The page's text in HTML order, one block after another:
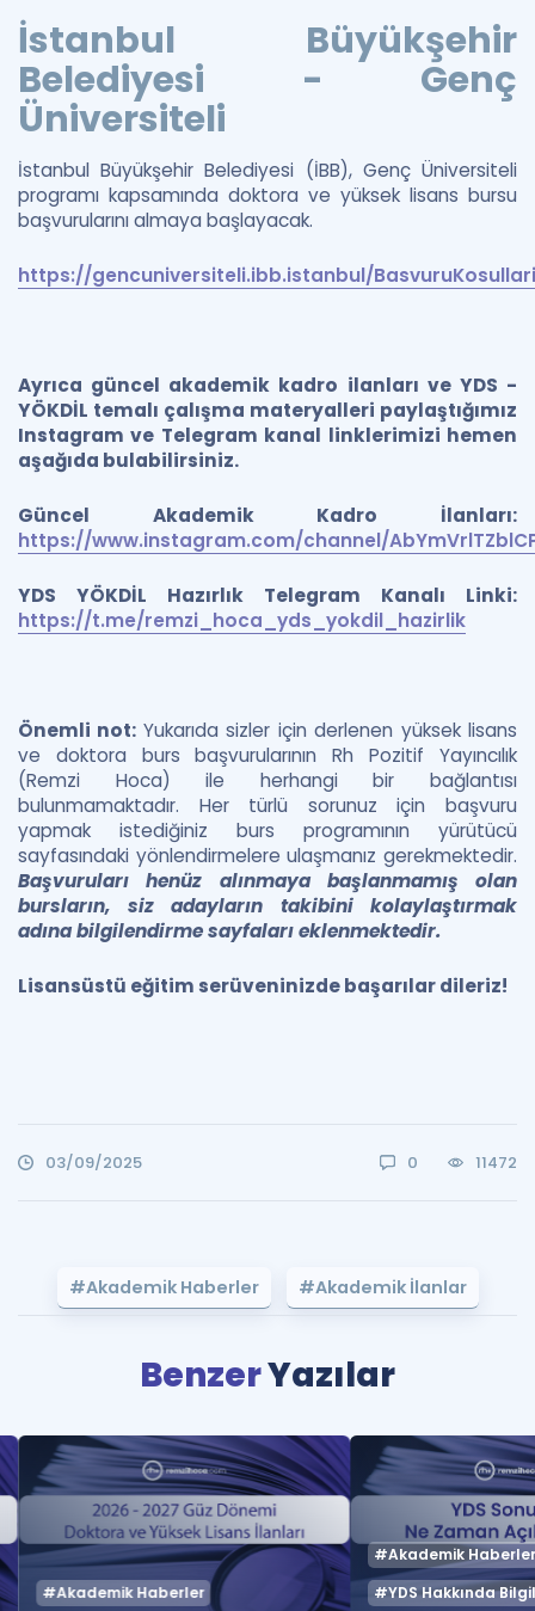
İstanbul Büyükşehir
Belediyesi - Genç
Üniversiteli
İstanbul Büyükşehir Belediyesi (İBB), Genç Üniversiteli
programı kapsamında doktora ve yüksek lisans bursu
başvurularını almaya başlayacak.
https://gencuniversiteli.ibb.istanbul/
Ayrıca güncel akademik kadro ilanları ve YDS -
YÖKDİL temalı çalışma materyalleri paylaştığımız
Instagram ve Telegram kanal linklerimizi hemen
aşağıda bulabilirsiniz.
Güncel Akademik Kadro İlanları:
https://www.instagram.com/channel/
YDS YÖKDİL Hazırlık Telegram Kanalı Linki:
https://t.me/remzi_hoca_yds_yokdil_hazirlik
Önemli not: Yukarıda sizler için derlenen yüksek lisans
ve doktora burs başvurularının Rh Pozitif Yayıncılık
(Remzi Hoca) ile herhangi bir bağlantısı
bulunmamaktadır. Her türlü sorunuz için başvuru
yapmak istediğiniz burs programının yürütücü
sayfasındaki yönlendirmelere ulaşmanız gerekmektedir.
Başvuruları henüz alınmaya başlanmamış olan
bursların, siz adayların takibini kolaylaştırmak
adına bilgilendirme sayfaları eklenmektedir.
Lisansüstü eğitim serüveninizde başarılar dileriz!
03/09/2025 0 11472
#Akademik Haberler #Akademik İlanlar
BenzerYazılar
#Akademik Haberler
#Akademik
#YDS Hakkında